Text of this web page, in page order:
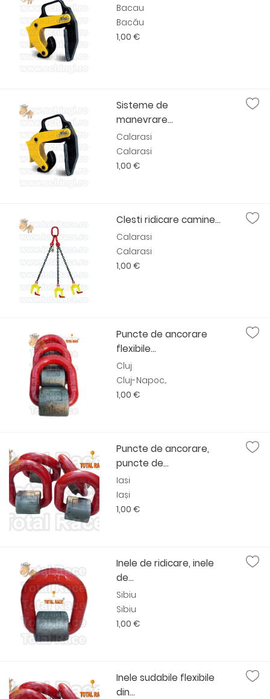
Bacau
Bacău
1,00 €
Sisteme de
manevrare...
Calarasi
Calarasi
1,00 €
Clesti ridicare camine...
Calarasi
Calarasi
1,00 €
Puncte de ancorare
flexibile...
Cluj
Cluj-Napoc...
1,00 €
Puncte de ancorare,
puncte de...
Iasi
Iași
1,00 €
Inele de ridicare, inele
de...
Sibiu
Sibiu
1,00 €
Inele sudabile flexibile
din...